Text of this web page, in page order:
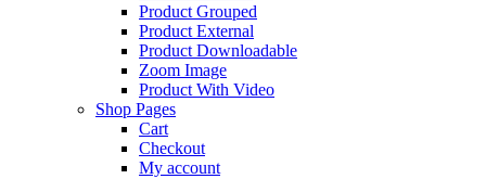
Product Grouped
Product External
Product Downloadable
Zoom Image
Product With Video
Shop Pages
Cart
Checkout
My account